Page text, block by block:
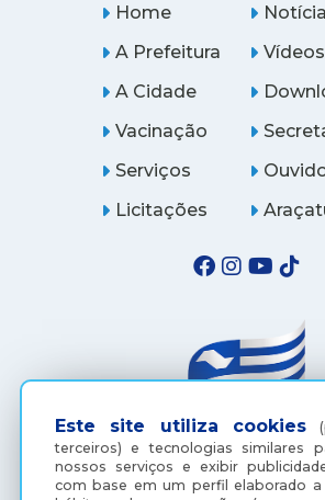
Este site utiliza cookies
terceiros) e tecnologias similares
nossos serviços e exibir
com base em um perfil elaborado
Home
A Prefeitura
A Cidade
Vídeos
Vacinação
Serviços
Licitações
(18) 3607-6500